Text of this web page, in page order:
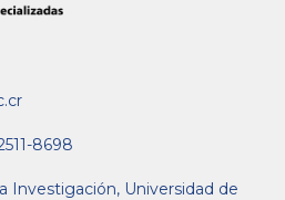
8698
Investigación, Universidad de